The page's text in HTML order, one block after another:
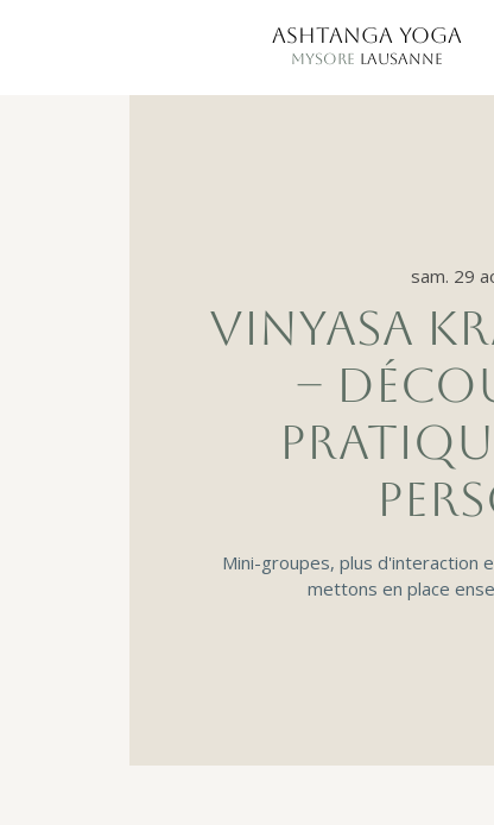
ASHTANGA YOGA
MYSORE LAUSANNE
sam. 29
VINYASA
–
Mini-groupes, plus d'interaction
mettons en place